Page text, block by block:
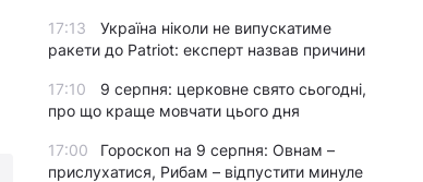
17:13
Україна ніколи не випускатиме
ракети до Patriot: експерт назвав причини
17:10
9 серпня: церковне свято сьогодні,
про що краще мовчати цього дня
17:00
Гороскоп на 9 серпня: Овнам –
прислухатися, Рибам – відпустити минуле